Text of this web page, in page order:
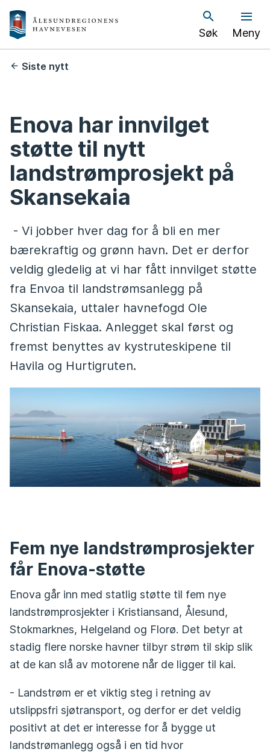
Å
l
u
n
d
h
v
n
Søk Meny
Du Siste nytt
Enova har innvilget
støtte til nytt
landstrømprosjekt på
Skansekaia
- Vi jobber hver dag for å bli en mer
bærekraftig og grønn havn. Det er derfor
veldig gledelig at vi har fått innvilget støtte
fra Envoa til landstrømsanlegg på
Skansekaia, uttaler havnefogd Ole
Christian Fiskaa. Anlegget skal først og
fremst benyttes av kystruteskipene til
Havila og Hurtigruten.
Fem nye landstrømprosjekter
får Enova-støtte
Enova går inn med statlig støtte til fem nye
landstrømprosjekter i Kristiansand, Ålesund,
Stokmarknes, Helgeland og Florø. Det betyr at
stadig flere norske havner tilbyr strøm til skip slik
at de kan slå av motorene når de ligger til kai.
- Landstrøm er et viktig steg i retning av
utslippsfri sjøtransport, og derfor er det veldig
positivt at det er interesse for å bygge ut
landstrømanlegg også i en tid hvor